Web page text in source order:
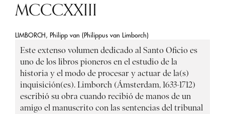
MCCCXXIII
LIMBORCH, Philipp van (Philippus van Limborch)
Este extenso volumen dedicado al Santo Oficio es
uno de los libros pioneros en el estudio de la
historia y el modo de procesar y actuar de la(s)
inquisición(es). Limborch (Ámsterdam, 1633-1712)
escribió su obra cuando recibió de manos de un
amigo el manuscrito con las sentencias del tribunal